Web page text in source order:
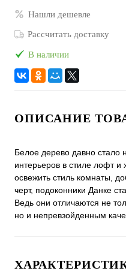
Нашли дешевле
Рассчитать доставку
В наличии
ОПИСАНИЕ
Белое дерево давно
интерьеров в стиле лофт и
освежить стиль комнаты,
черт, подоконники Данке
Ведь они отличаются не
но и непревзойденным